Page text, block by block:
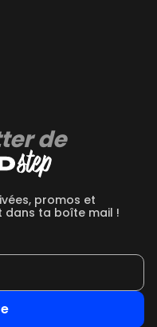
de
promos et
dans ta boîte mail !